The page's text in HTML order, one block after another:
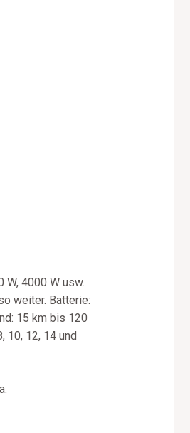
W, 4000 W usw.
weiter. Batterie:
15 km bis 120
10, 12, 14 und